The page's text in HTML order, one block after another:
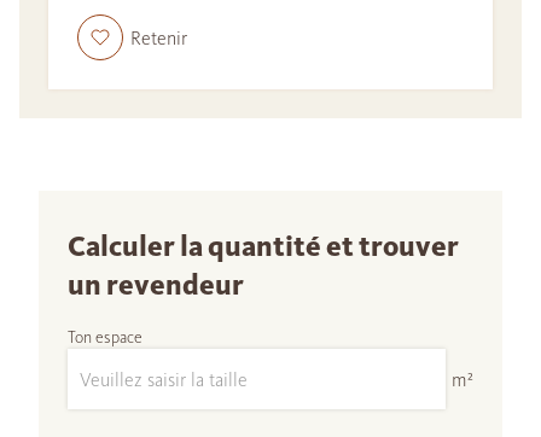
Retenir
Calculer la quantité et trouver
un revendeur
Ton espace
m²